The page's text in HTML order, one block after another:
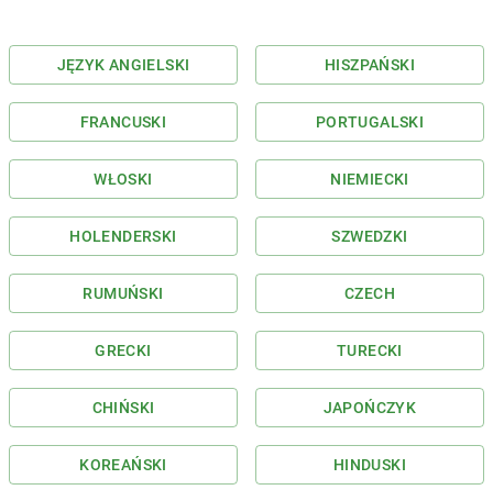
JĘZYK ANGIELSKI HISZPAŃSKI
FRANCUSKI PORTUGALSKI
WŁOSKI NIEMIECKI
HOLENDERSKI SZWEDZKI
RUMUŃSKI CZECH
GRECKI TURECKI
CHIŃSKI JAPOŃCZYK
KOREAŃSKI HINDUSKI